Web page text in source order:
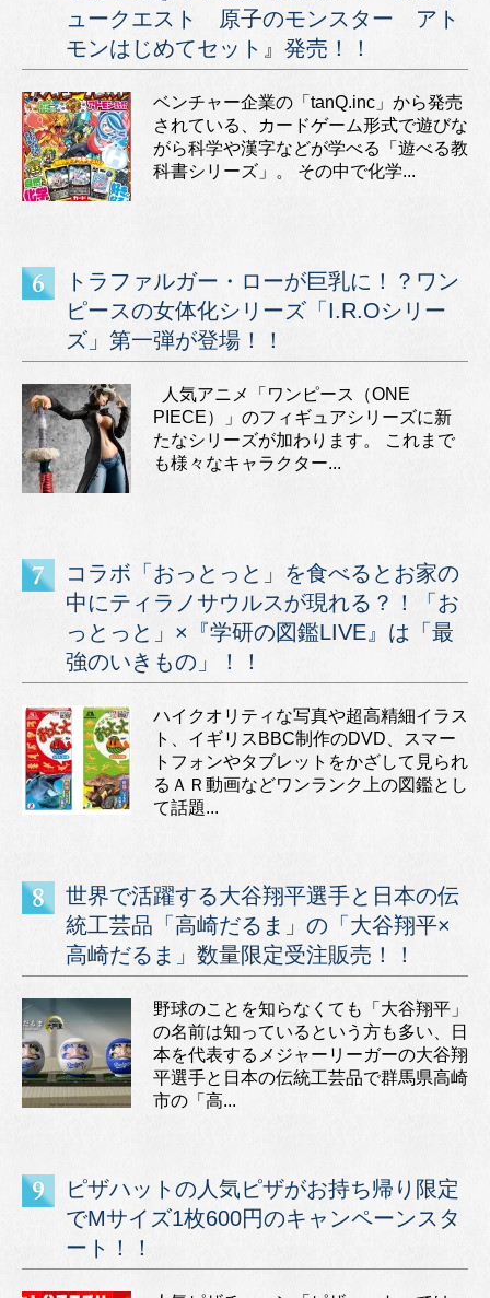
ュークエスト 原子のモンスター アト
モンはじめてセット』発売！！
ベンチャー企業の「tanQ.inc」から発売
されている、カードゲーム形式で遊びな
がら科学や漢字などが学べる「遊べる教
科書シリーズ」。 その中で化学...
トラファルガー・ローが巨乳に！？ワン
ピースの女体化シリーズ「I.R.Oシリー
ズ」第一弾が登場！！
人気アニメ「ワンピース（ONE
PIECE）」のフィギュアシリーズに新
たなシリーズが加わります。 これまで
も様々なキャラクター...
コラボ「おっとっと」を食べるとお家の
中にティラノサウルスが現れる？！「お
っとっと」×『学研の図鑑LIVE』は「最
強のいきもの」！！
ハイクオリティな写真や超高精細イラス
ト、イギリスBBC制作のDVD、スマー
トフォンやタブレットをかざして見られ
るＡＲ動画などワンランク上の図鑑とし
て話題...
世界で活躍する大谷翔平選手と日本の伝
統工芸品「高崎だるま」の「大谷翔平×
高崎だるま」数量限定受注販売！！
野球のことを知らなくても「大谷翔平」
の名前は知っているという方も多い、日
本を代表するメジャーリーガーの大谷翔
平選手と日本の伝統工芸品で群馬県高崎
市の「高...
ピザハットの人気ピザがお持ち帰り限定
でMサイズ1枚600円のキャンペーンスタ
ート！！